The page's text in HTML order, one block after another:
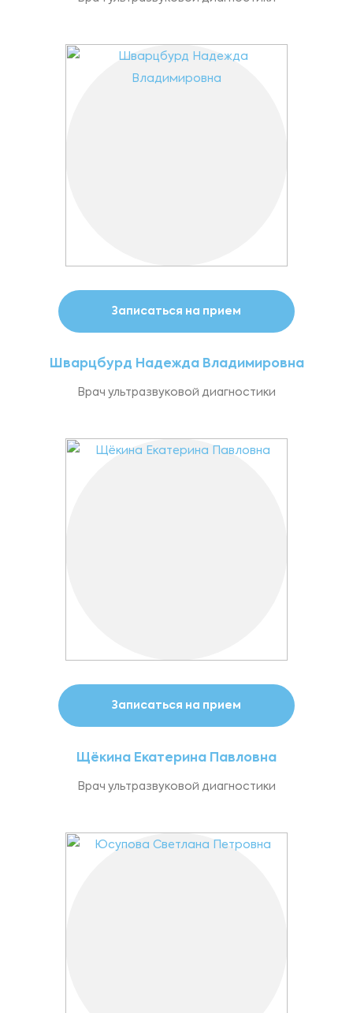
Записаться на прием
Шварцбурд Надежда Владимировна
Врач ультразвуковой диагностики
Записаться на прием
Щёкина Екатерина Павловна
Врач ультразвуковой диагностики